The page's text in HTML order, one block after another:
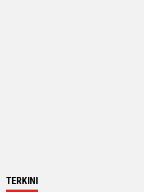
TERKINI